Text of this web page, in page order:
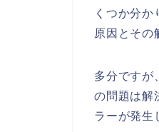
くつか分
原因とその
多分ですが
の問題は解
ラーが発生